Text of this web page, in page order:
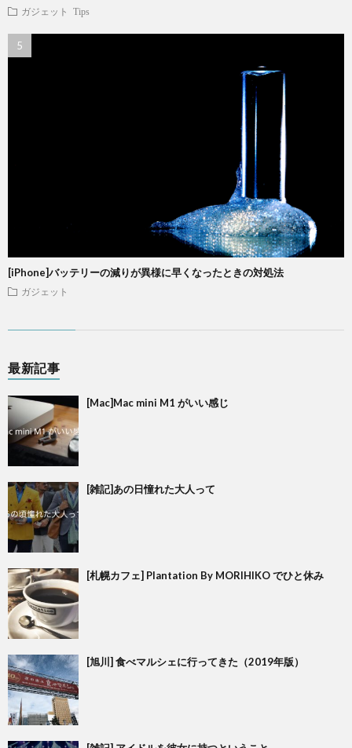
ガジェット Tips
[iPhone]バッテリーの減りが異様に早くなったときの対処法
ガジェット
最新記事
[Mac]Mac mini M1 がいい感じ
[雑記]あの日憧れた大人って
[札幌カフェ] Plantation By MORIHIKO でひと休み
[旭川] 食べマルシェに行ってきた（2019年版）